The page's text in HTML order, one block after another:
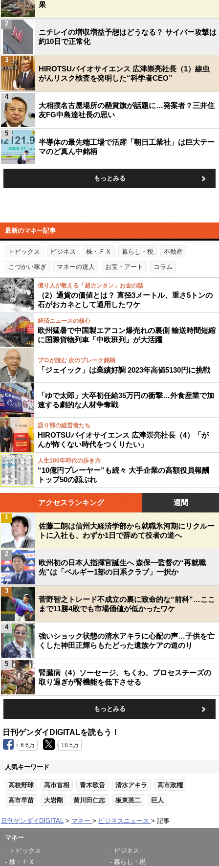
果
ニチレイの増収増益予想はどうなる？ サイバー攻撃は
約10日で正常化
2
HIROTSUバイオサイエンス 広津崇亮社長（1）線虫
がんリスク検査を発明した“科学者CEO”
3
大相撲名古屋場所の懸賞旗が話題に…発案者？三井住
友FG中島達社長の思い
4
半導体の最先端工場で活躍「朝日工業社」は巨大テー
マのど真ん中銘柄
5
もっとみる
最新のマネー記事
トピックス ビジネス 株・ＦＸ 暮らし・税 不動産
こづかい稼ぎ マネーの達人 お宝・アート コラム
億り人が教える「超カンタン」お金の話
（2）通貨の価値とは？ 直径3メートル、重さ5トンの
石がおカネとして通用したワケ
経済ニュースの核心
欧州猛暑で中国製エアコン爆売れの裏側 輸送時間短縮
に国際貨物列車「中欧班列」が大活躍
プロが読む 次のブレーク銘柄
「ジェイック」は業績好調 2023年高値5130円に挑戦
「ゆで太郎」大卒初任給35万円の衝撃…外食産業で加
速する劇的な人材争奪戦
語り部の経営者たち
HIROTSUバイオサイエンス 広津崇亮社長（4）「が
んが怖くない時代をつくりたい」
人生100年時代の歩き方
“10億円プレーヤー”も続々 大手企業の高額役員報酬
トップ50の顔ぶれ
アクセスランキング 週間
佐藤二朗は信州大経済学部から就職氷河期にリクルー
トに入社も、わずか1日で辞めて役者の道へ
1
欧州初の日本人指揮官誕生へ 森保一監督の“再就職
先”は「ベルギー1部の日系クラブ」一択か
2
菅野智之トレード不成立の裏に致命的な“前科”…ここ
まで11勝4敗でも市場価値が低かったワケ
3
強いショック状態の清水アキラに心配の声…子供を亡
くした神田正輝らもたどった遺族ケアの道のり
4
腎臓病（4）ソーセージ、ちくわ、プロセスチーズの
取り過ぎが腎機能を低下させる
5
もっとみる
日刊ゲンダイDIGITALを読もう！
6.6万 18.5万
人気キーワード
高校野球 高市首相 青木歌音 清水アキラ 高市政権
高市早苗 大岩剛 黄川田仁志 板東英二 巨人
日刊ゲンダイDIGITAL マネー ビジネスニュース 記事
マネー
トピックス
ビジネス
株・ＦＸ
暮らし・税